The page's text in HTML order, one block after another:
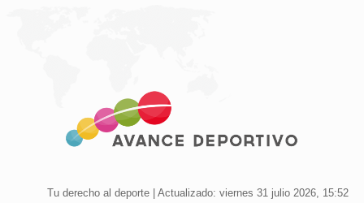
Tu derecho al deporte | Actualizado: viernes 31 julio 2026, 15:52